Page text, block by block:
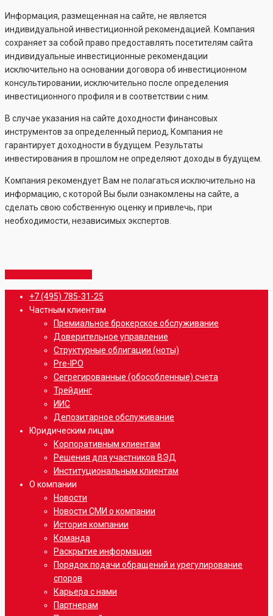
Информация, размещенная на сайте, не является
индивидуальной инвестиционной рекомендацией. Компания
сохраняет за собой право предоставлять посетителям сайта
индивидуальные инвестиционные рекомендации
исключительно на основании договора об инвестиционном
консультировании, исключительно после определения
инвестиционного профиля и в соответствии с ним.
В случае указания на сайте доходности финансовых
инструментов за определенный период, Компания не
гарантирует доходности в будущем. Результаты
инвестирования в прошлом не определяют доходы в будущем.
Компания рекомендует Вам не полагаться исключительно на
информацию, с которой Вы были ознакомлены на сайте, а
сделать свою собственную оценку и привлечь, при
необходимости, независимых экспертов.
Close
Menu
+7 (495) 785-31-25
Частным клиентам
Премиальное брокерское обслуживание
Доверительное управление
Структурные облигации (ноты)
Pre-IPO
Сегрегированные (обособленные) счета
Трейдинг
ИИС
Депозитарное обслуживание
Юридическим лицам
Корпоративным клиентам
Решения для участников ВЭД
Институциональным клиентам
О компании
Новости
Новости СМИ о компании
История компании
Команда
Раскрытие информации
Порядок подачи обращений и урегулирование
споров
Карьера с нами
Партнерам